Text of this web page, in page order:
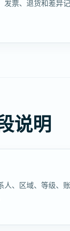
发票、退货和差异
说明
人、区域、等级、